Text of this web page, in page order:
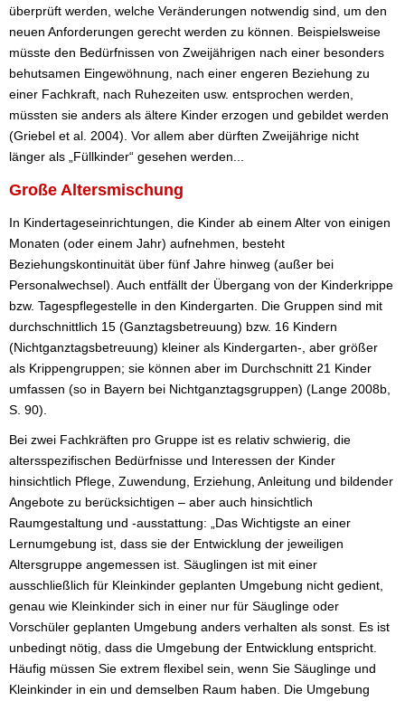
überprüft werden, welche Veränderungen notwendig sind, um den
neuen Anforderungen gerecht werden zu können. Beispielsweise
müsste den Bedürfnissen von Zweijährigen nach einer besonders
behutsamen Eingewöhnung, nach einer engeren Beziehung zu
einer Fachkraft, nach Ruhezeiten usw. entsprochen werden,
müssten sie anders als ältere Kinder erzogen und gebildet werden
(Griebel et al. 2004). Vor allem aber dürften Zweijährige nicht
länger als „Füllkinder“ gesehen werden...
Große Altersmischung
In Kindertageseinrichtungen, die Kinder ab einem Alter von einigen
Monaten (oder einem Jahr) aufnehmen, besteht
Beziehungskontinuität über fünf Jahre hinweg (außer bei
Personalwechsel). Auch entfällt der Übergang von der Kinderkrippe
bzw. Tagespflegestelle in den Kindergarten. Die Gruppen sind mit
durchschnittlich 15 (Ganztagsbetreuung) bzw. 16 Kindern
(Nichtganztagsbetreuung) kleiner als Kindergarten-, aber größer
als Krippengruppen; sie können aber im Durchschnitt 21 Kinder
umfassen (so in Bayern bei Nichtganztagsgruppen) (Lange 2008b,
S. 90).
Bei zwei Fachkräften pro Gruppe ist es relativ schwierig, die
altersspezifischen Bedürfnisse und Interessen der Kinder
hinsichtlich Pflege, Zuwendung, Erziehung, Anleitung und bildender
Angebote zu berücksichtigen – aber auch hinsichtlich
Raumgestaltung und -ausstattung: „Das Wichtigste an einer
Lernumgebung ist, dass sie der Entwicklung der jeweiligen
Altersgruppe angemessen ist. Säuglingen ist mit einer
ausschließlich für Kleinkinder geplanten Umgebung nicht gedient,
genau wie Kleinkinder sich in einer nur für Säuglinge oder
Vorschüler geplanten Umgebung anders verhalten als sonst. Es ist
unbedingt nötig, dass die Umgebung der Entwicklung entspricht.
Häufig müssen Sie extrem flexibel sein, wenn Sie Säuglinge und
Kleinkinder in ein und demselben Raum haben. Die Umgebung